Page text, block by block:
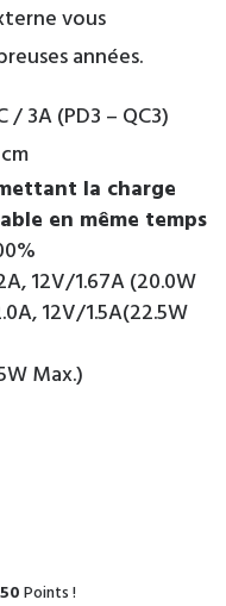
vous
années.
/ 3A (PD3 – QC3)
la charge
en même temps
12V/1.67A (20.0W
12V/1.5A(22.5W
Max.)
50Points !